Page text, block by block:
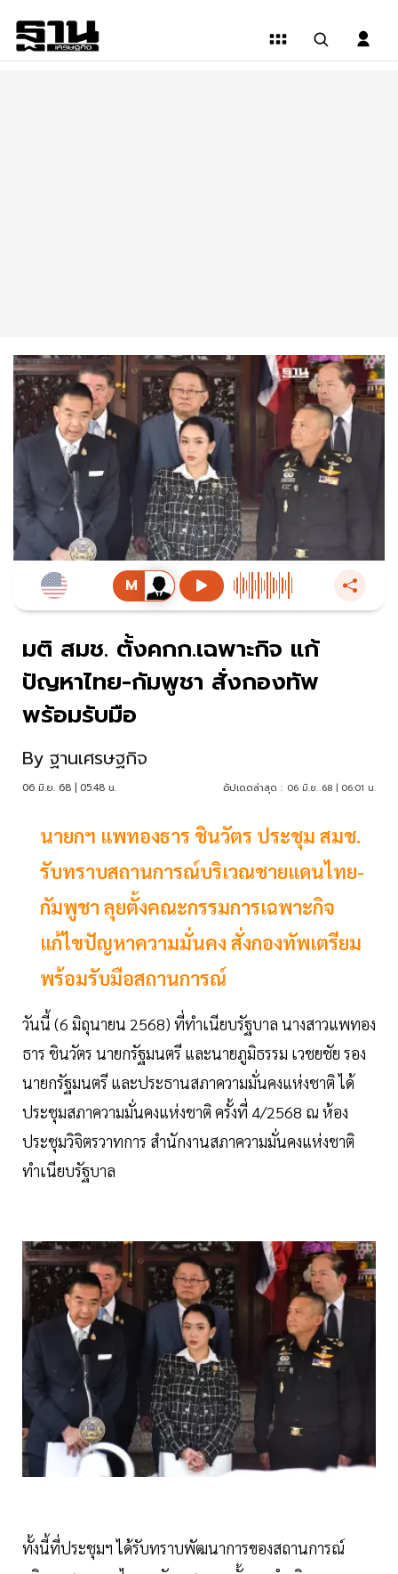
มติ สมช. ตั้งคกก.เฉพาะกิจ แก้
ปัญหาไทย-กัมพูชา สั่งกองทัพ
พร้อมรับมือ
By ฐานเศรษฐกิจ
06 มิ.ย. 68 | 05:48 น. อัปเดตล่าสุด : 06 มิ.ย. 68 | 06:01 น.
นายกฯ แพทองธาร ชินวัตร ประชุม สมช.
รับทราบสถานการณ์บริเวณชายแดนไทย-
กัมพูชา ลุยตั้งคณะกรรมการเฉพาะกิจ
แก้ไขปัญหาความมั่นคง สั่งกองทัพเตรียม
พร้อมรับมือสถานการณ์
วันนี้ (6 มิถุนายน 2568) ที่ทำเนียบรัฐบาล นางสาวแพทอง
ธาร ชินวัตร นายกรัฐมนตรี และนายภูมิธรรม เวชยชัย รอง
นายกรัฐมนตรี และประธานสภาความมั่นคงแห่งชาติ ได้
ประชุมสภาความมั่นคงแห่งชาติ ครั้งที่ 4/2568 ณ ห้อง
ประชุมวิจิตรวาทการ สำนักงานสภาความมั่นคงแห่งชาติ
ทำเนียบรัฐบาล
ทั้งนี้ที่ประชุมฯ ได้รับทราบพัฒนาการของสถานการณ์